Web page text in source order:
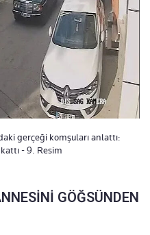
gerçeği komşuları anlattı:
- 9. Resim
GÖĞSÜNDEN